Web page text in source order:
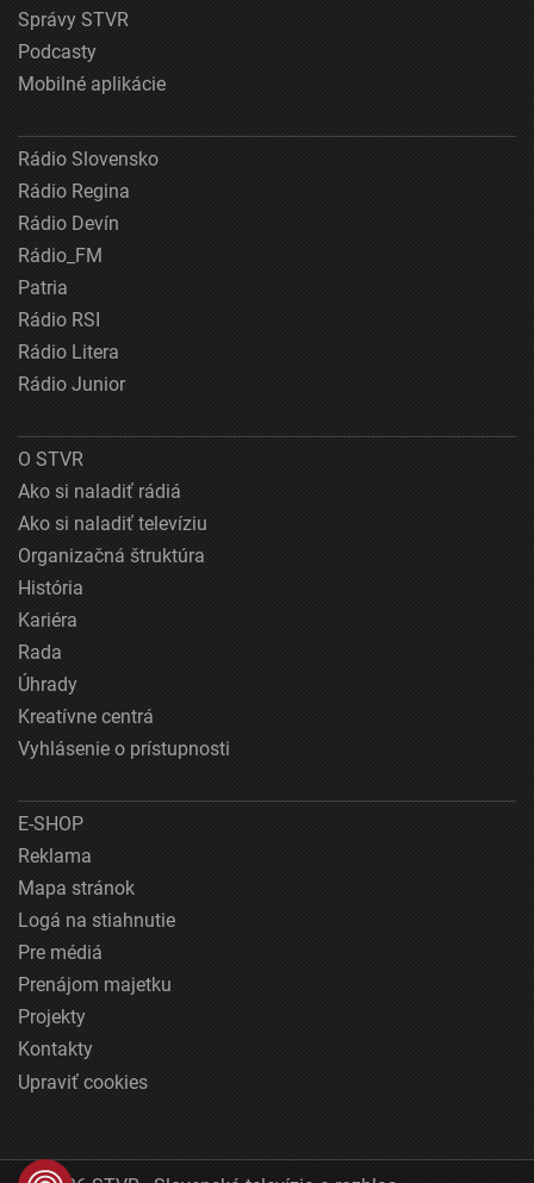
Správy STVR
Podcasty
Mobilné aplikácie
Rádio Slovensko
Rádio Regina
Rádio Devín
Rádio_FM
Patria
Rádio RSI
Rádio Litera
Rádio Junior
O STVR
Ako si naladiť rádiá
Ako si naladiť televíziu
Organizačná štruktúra
História
Kariéra
Rada
Úhrady
Kreatívne centrá
Vyhlásenie o prístupnosti
E-SHOP
Reklama
Mapa stránok
Logá na stiahnutie
Pre médiá
Prenájom majetku
Projekty
Kontakty
Upraviť cookies